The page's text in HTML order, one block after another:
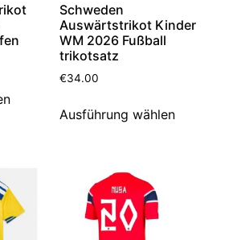
Schweden
Auswärtstrikot Kinder
WM 2026 Fußball
trikotsatz
€34.00
Ausführung wählen